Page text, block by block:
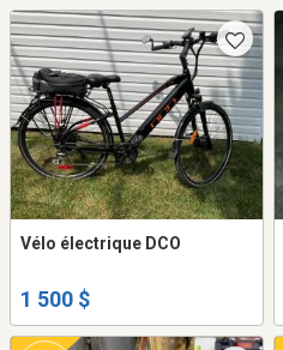
Vélo électrique DCO
1 500 $